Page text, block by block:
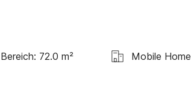
Bereich: 72.0 m² Mobile Home